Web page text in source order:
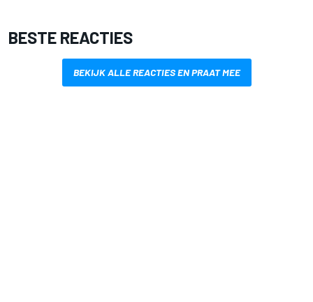
BESTE REACTIES
BEKIJK ALLE REACTIES EN PRAAT MEE